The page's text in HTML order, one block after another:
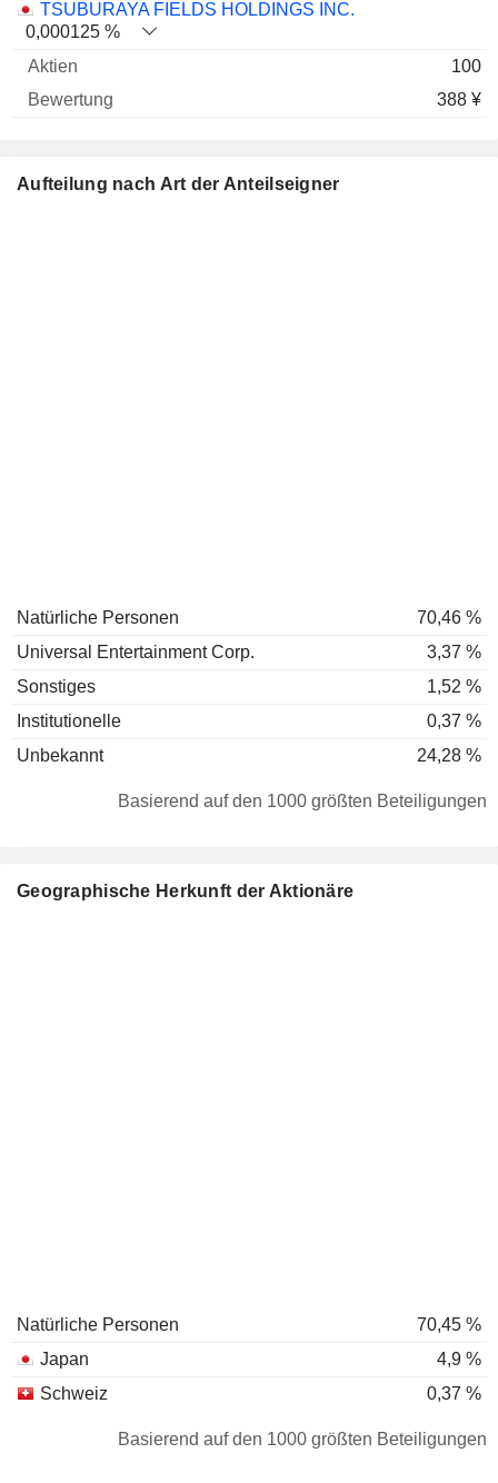
TSUBURAYA FIELDS HOLDINGS INC.
0,000125 %
100
388 ¥
Aufteilung nach Art der Anteilseigner
Natürliche Personen
70,46 %
Universal Entertainment Corp.
3,37 %
Sonstiges
1,52 %
Institutionelle
0,37 %
Unbekannt
24,28 %
Basierend auf den 1000 größten Beteiligungen
Geographische Herkunft der Aktionäre
Natürliche Personen
70,45 %
Japan
4,9 %
Schweiz
0,37 %
Basierend auf den 1000 größten Beteiligungen